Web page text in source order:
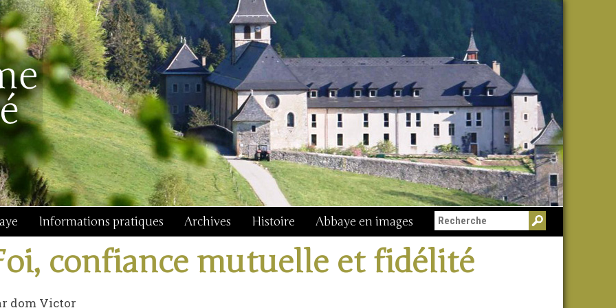
Informations pratiques Archives Histoire Abbaye en images
confiance mutuelle et fidélité
dom Victor